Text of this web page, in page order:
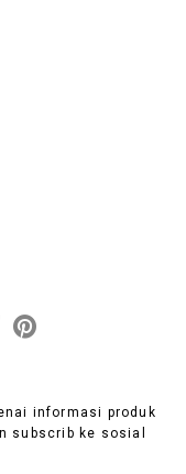
informasi produk
subscrib ke sosial